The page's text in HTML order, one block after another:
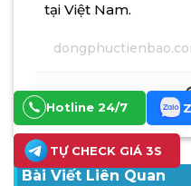
tại Việt Nam.
Bài Viết Liên Quan
Hotline 24/7
TỰ CHECK GIÁ 3S